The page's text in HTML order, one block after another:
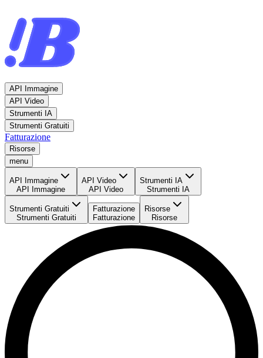
API Immagine
API Video
Strumenti IA
Strumenti Gratuiti
Fatturazione
Risorse
menu
API Immagine
API Immagine
API Video
API Video
Strumenti IA
Strumenti IA
Strumenti Gratuiti
Strumenti Gratuiti
Fatturazione
Fatturazione
Risorse
Risorse